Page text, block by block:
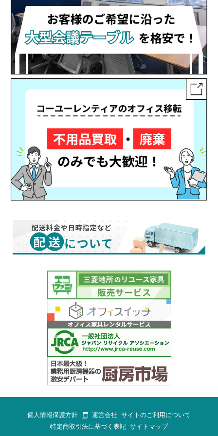
個人情報保護方針 運営会社 サイトのご利用について
特定商取引法に基づく表記 サイトマップ